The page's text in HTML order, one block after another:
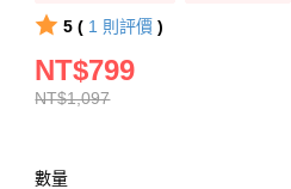
5 ( 1 則評價 )
NT$1,097
NT$799
數量